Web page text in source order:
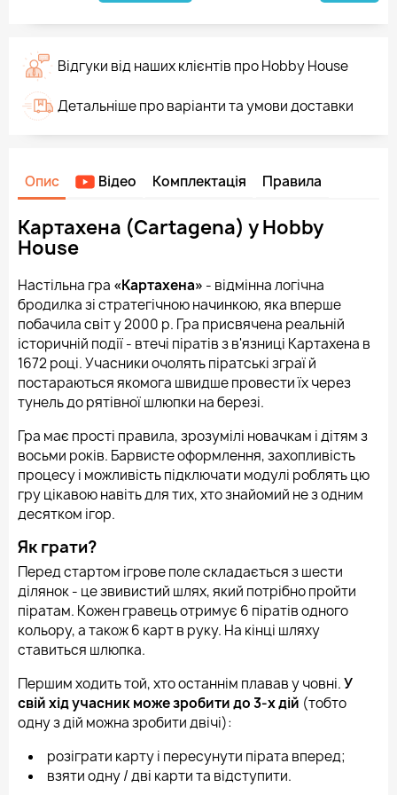
Відгуки від наших клієнтів про Hobby House
Детальніше про варіанти та умови доставки
Опис Відео Комплектація Правила
Картахена (Cartagena) у Hobby
House
Настільна гра «Картахена» - відмінна логічна
бродилка зі стратегічною начинкою, яка вперше
побачила світ у 2000 р. Гра присвячена реальній
історичній події - втечі піратів з в'язниці Картахена в
1672 році. Учасники очолять піратські зграї й
постараються якомога швидше провести їх через
тунель до рятівної шлюпки на березі.
Гра має прості правила, зрозумілі новачкам і дітям з
восьми років. Барвисте оформлення, захопливість
процесу і можливість підключати модулі роблять цю
гру цікавою навіть для тих, хто знайомий не з одним
десятком ігор.
Як грати?
Перед стартом ігрове поле складається з шести
ділянок - це звивистий шлях, який потрібно пройти
піратам. Кожен гравець отримує 6 піратів одного
кольору, а також 6 карт в руку. На кінці шляху
ставиться шлюпка.
Першим ходить той, хто останнім плавав у човні.У
свій хід учасник може зробити до 3-х дій (тобто
одну з дій можна зробити двічі):
розіграти карту і пересунути пірата вперед;
взяти одну / дві карти та відступити.